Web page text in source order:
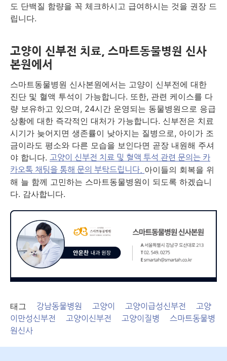
도 단백질 함량을 꼭 체크하시고 급여하시는 것을 권장 드
립니다.
고양이 신부전 치료, 스마트동물병원 신사
본원에서
스마트동물병원 신사본원에서는 고양이 신부전에 대한
진단 및 혈액 투석이 가능합니다. 또한, 관련 케이스를 다
량 보유하고 있으며, 24시간 운영되는 동물병원으로 응급
상황에 대한 즉각적인 대처가 가능합니다. 신부전은 치료
시기가 늦어지면 생존률이 낮아지는 질병으로, 아이가 조
금이라도 평소와 다른 모습을 보인다면 곧장 내원해 주셔
야 합니다. 고양이 신부전 치료 및 혈액 투석 관련 문의는 카
카오톡 채팅을 통해 문의 부탁드립니다. 아이들의 회복을 위
해 늘 함께 고민하는 스마트동물병원이 되도록 하겠습니
다. 감사합니다.
태그 강남동물병원 고양이 고양이급성신부전
고양
이만성신부전
고양이신부전 고양이질병
스마트동물병
원신사